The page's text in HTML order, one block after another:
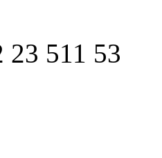
23 511 53